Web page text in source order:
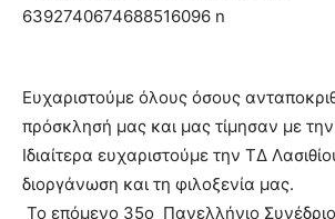
Ευχαριστούμε όλους όσους
πρόσκλησή μας και μας τίμησαν με
Ιδιαίτερα ευχαριστούμε την ΤΔ
διοργάνωση και τη φιλοξενία μας.
Το επόμενο 35ο Πανελλήνιο